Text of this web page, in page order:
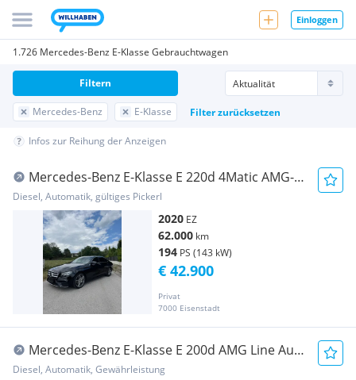
Einloggen
1.726 Mercedes-Benz E-Klasse Gebrauchtwagen
Mercedes-Benz E-Klasse Filter zurücksetzen
Filtern
Infos zur Reihung der Anzeigen
Mercedes-Benz E-Klasse E 220d 4Matic AMG-
Line
Diesel, Automatik, gültiges Pickerl
2020 EZ
62.000 km
194 PS (143 kW)
Privat
7000 Eisenstadt
€ 42.900
Mercedes-Benz E-Klasse E 200d AMG Line Aut
LED 360-CAM DIGITAL-TACHO
Diesel, Automatik, Gewährleistung